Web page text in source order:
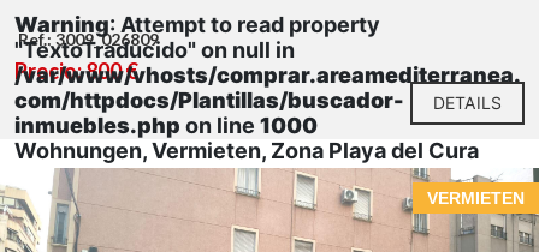
Warning: Attempt to read property
"TextoTraducido" on null in
/var/www/vhosts/comprar.areamediterranea.
com/httpdocs/Plantillas/buscador-
inmuebles.php on line 1000
Wohnungen, Vermieten, Zona Playa del Cura
Ref.: 3009_026809
Precio: 800 €
DETAILS
VERMIETEN